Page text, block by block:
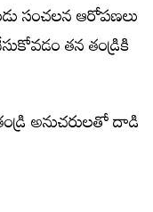
సంచలన ఆరోపణలు
తన తండ్రికి
అనుచరులతో దాడి